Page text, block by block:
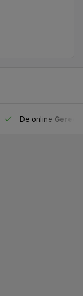
De online